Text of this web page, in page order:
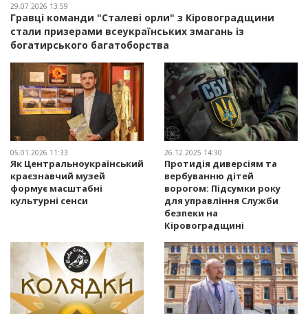
29.07.2026 13:59
Гравці команди "Сталеві орли" з Кіровоградщини
стали призерами всеукраїнських змагань із
богатирського багатоборства
05.01.2026 11:33
Як Центральноукраїнський
краєзнавчий музей
формує масштабні
культурні сенси
26.12.2025 14:30
Протидія диверсіям та
вербуванню дітей
ворогом: Підсумки року
для управління Служби
безпеки на
Кіровоградщині